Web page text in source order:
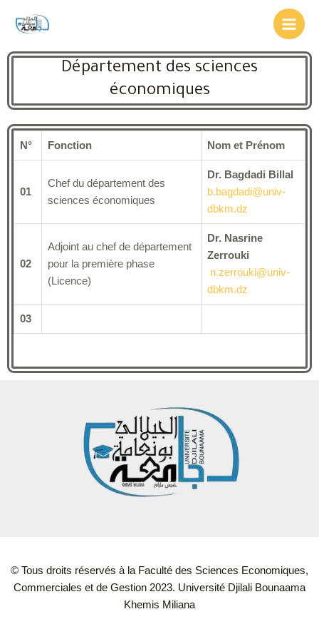
Département des sciences
économiques
N° Fonction Nom et Prénom
01
Chef du département des
sciences économiques
Dr. Bagdadi Billal
b.bagdadi@univ-
dbkm.dz
02
Adjoint au chef de département
pour la première phase
(Licence)
Dr. Nasrine
Zerrouki
n.zerrouki@univ-
dbkm.dz
03
© Tous droits réservés à la Faculté des Sciences Economiques,
Commerciales et de Gestion 2023. Université Djilali Bounaama
Khemis Miliana